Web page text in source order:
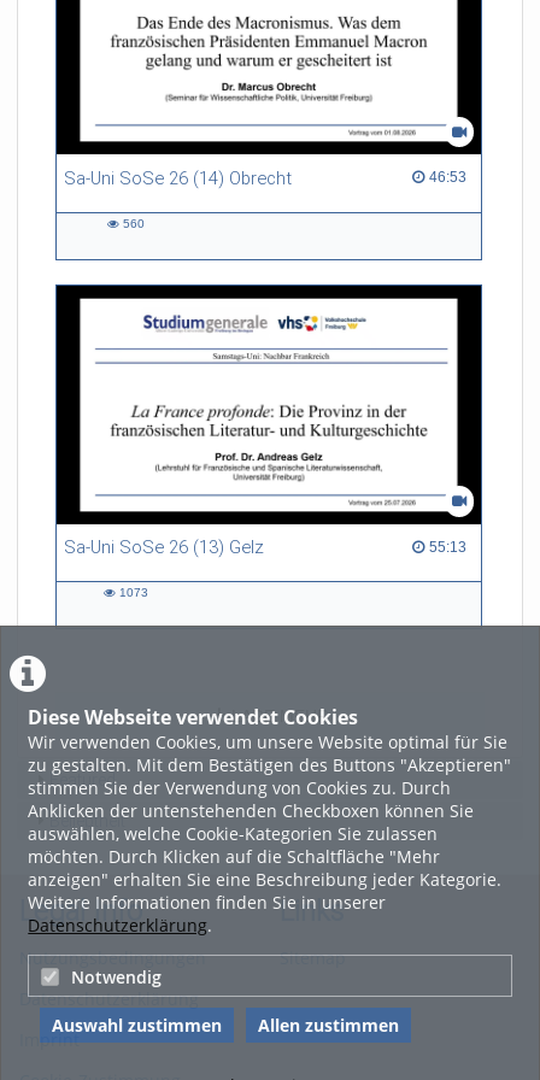
Diese Webseite verwendet Cookies
Wir verwenden Cookies, um unsere Website optimal für Sie
zu gestalten. Mit dem Bestätigen des Buttons "Akzeptieren"
stimmen Sie der Verwendung von Cookies zu. Durch
Anklicken der untenstehenden Checkboxen können Sie
auswählen, welche Cookie-Kategorien Sie zulassen
möchten. Durch Klicken auf die Schaltfläche "Mehr
anzeigen" erhalten Sie eine Beschreibung jeder Kategorie.
Weitere Informationen finden Sie in unserer
Datenschutzerklärung.
Notwendig
Auswahl zustimmen Allen zustimmen
Sa-Uni SoSe 26 (14) Obrecht 46:53
46:53 duration
560
Sa-Uni SoSe 26 (13) Gelz 55:13
55:13 duration
1073
LADE MEHR
Featured
Beliebtheit
Legal Info
Nutzungsbedingungen
Datenschutzerklärung
Imprint
Links
Sitemap